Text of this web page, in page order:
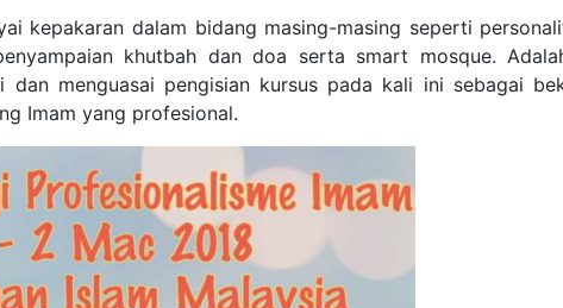
kepakaran dalam bidang masing-masing seperti
khutbah dan doa serta smart mosque.
dan menguasai pengisian kursus pada kali ini sebagai
Imam yang profesional.